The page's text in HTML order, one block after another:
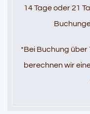
14 Tage oder 21
*Bei Buchung über
berechnen wir